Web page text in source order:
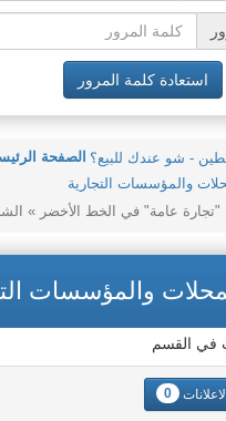
استعادة كلمة المرور
الصفحة
والمؤسسات التجارية
عامة" في الخط الأخضر »
والمؤسسات
في القسم
0